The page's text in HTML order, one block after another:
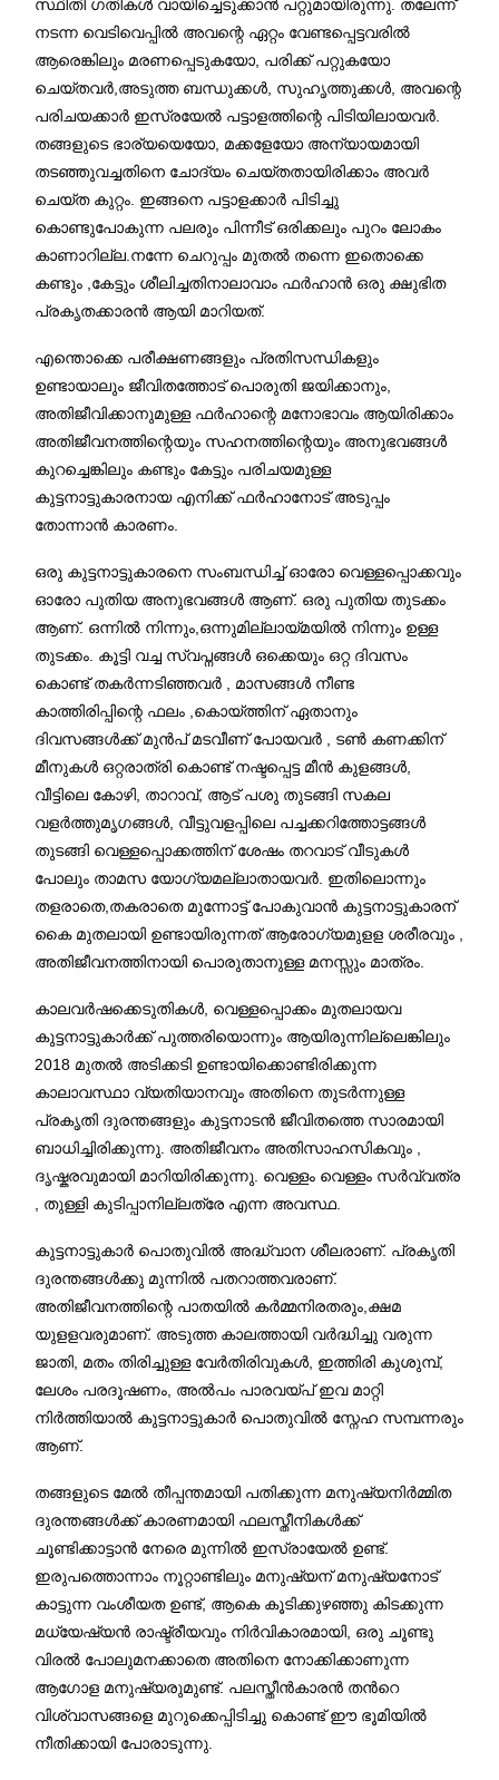
സ്ഥിതി ഗതികൾ വായിച്ചെടുക്കാൻ പറ്റുമായിരുന്നു. തലേന്ന്
നടന്ന വെടിവെപ്പിൽ അവന്റെ ഏറ്റം വേണ്ടപ്പെട്ടവരിൽ
ആരെങ്കിലും മരണപ്പെടുകയോ, പരിക്ക് പറ്റുകയോ
ചെയ്തവർ,അടുത്ത ബന്ധുക്കൾ, സുഹൃത്തുക്കൾ, അവന്റെ
പരിചയക്കാർ ഇസ്രയേൽ പട്ടാളത്തിന്റെ പിടിയിലായവർ.
തങ്ങളുടെ ഭാര്യയെയോ, മക്കളേയോ അന്യായമായി
തടഞ്ഞുവച്ചതിനെ ചോദ്യം ചെയ്തതായിരിക്കാം അവർ
ചെയ്ത കുറ്റം. ഇങ്ങനെ പട്ടാളക്കാർ പിടിച്ചു
കൊണ്ടുപോകുന്ന പലരും പിന്നീട് ഒരിക്കലും പുറം ലോകം
കാണാറില്ല.നന്നേ ചെറുപ്പം മുതൽ തന്നെ ഇതൊക്കെ
കണ്ടും ,കേട്ടും ശീലിച്ചതിനാലാവാം ഫർഹാൻ ഒരു ക്ഷുഭിത
പ്രകൃതക്കാരൻ ആയി മാറിയത്.
എന്തൊക്കെ പരീക്ഷണങ്ങളും പ്രതിസന്ധികളും
ഉണ്ടായാലും ജീവിതത്തോട് പൊരുതി ജയിക്കാനും,
അതിജീവിക്കാനുമുള്ള ഫർഹാന്റെ മനോഭാവം ആയിരിക്കാം
അതിജീവനത്തിന്റെയും സഹനത്തിന്റെയും അനുഭവങ്ങൾ
കുറച്ചെങ്കിലും കണ്ടും കേട്ടും പരിചയമുള്ള
കുട്ടനാട്ടുകാരനായ എനിക്ക് ഫർഹാനോട് അടുപ്പം
തോന്നാൻ കാരണം.
ഒരു കുട്ടനാട്ടുകാരനെ സംബന്ധിച്ച് ഓരോ വെള്ളപ്പൊക്കവും
ഓരോ പുതിയ അനുഭവങ്ങൾ ആണ്. ഒരു പുതിയ തുടക്കം
ആണ്. ഒന്നിൽ നിന്നും,ഒന്നുമില്ലായ്മയിൽ നിന്നും ഉള്ള
തുടക്കം. കൂട്ടി വച്ച സ്വപ്നങ്ങൾ ഒക്കെയും ഒറ്റ ദിവസം
കൊണ്ട് തകർന്നടിഞ്ഞവർ , മാസങ്ങൾ നീണ്ട
കാത്തിരിപ്പിന്റെ ഫലം ,കൊയ്ത്തിന് ഏതാനും
ദിവസങ്ങൾക്ക് മുൻപ് മടവീണ് പോയവർ , ടൺ കണക്കിന്
മീനുകൾ ഒറ്റരാത്രി കൊണ്ട് നഷ്ടപ്പെട്ട മീൻ കുളങ്ങൾ,
വീട്ടിലെ കോഴി, താറാവ്, ആട് പശു തുടങ്ങി സകല
വളർത്തുമൃഗങ്ങൾ, വീട്ടുവളപ്പിലെ പച്ചക്കറിത്തോട്ടങ്ങൾ
തുടങ്ങി വെള്ളപ്പൊക്കത്തിന് ശേഷം തറവാട് വീടുകൾ
പോലും താമസ യോഗ്യമല്ലാതായവർ. ഇതിലൊന്നും
തളരാതെ,തകരാതെ മുന്നോട്ട് പോകുവാൻ കുട്ടനാട്ടുകാരന്
കൈ മുതലായി ഉണ്ടായിരുന്നത് ആരോഗ്യമുളള ശരീരവും ,
അതിജീവനത്തിനായി പൊരുതാനുള്ള മനസ്സും മാത്രം.
കാലവർഷക്കെടുതികൾ, വെള്ളപ്പൊക്കം മുതലായവ
കുട്ടനാട്ടുകാർക്ക് പുത്തരിയൊന്നും ആയിരുന്നില്ലെങ്കിലും
2018 മുതൽ അടിക്കടി ഉണ്ടായിക്കൊണ്ടിരിക്കുന്ന
കാലാവസ്ഥാ വ്യതിയാനവും അതിനെ തുടർന്നുള്ള
പ്രകൃതി ദുരന്തങ്ങളും കുട്ടനാടൻ ജീവിതത്തെ സാരമായി
ബാധിച്ചിരിക്കുന്നു. അതിജീവനം അതിസാഹസികവും ,
ദൃഷ്കരവുമായി മാറിയിരിക്കുന്നു. വെള്ളം വെള്ളം സർവ്വത്ര
, തുള്ളി കുടിപ്പാനില്ലത്രേ എന്ന അവസ്ഥ.
കുട്ടനാട്ടുകാർ പൊതുവിൽ അദ്ധ്വാന ശീലരാണ്. പ്രകൃതി
ദുരന്തങ്ങൾക്കു മുന്നിൽ പതറാത്തവരാണ്.
അതിജീവനത്തിന്റെ പാതയിൽ കർമ്മനിരതരും,ക്ഷമ
യുളളവരുമാണ്. അടുത്ത കാലത്തായി വർദ്ധിച്ചു വരുന്ന
ജാതി, മതം തിരിച്ചുള്ള വേർതിരിവുകൾ, ഇത്തിരി കുശുമ്പ്,
ലേശം പരദൂഷണം, അൽപം പാരവയ്പ് ഇവ മാറ്റി
നിർത്തിയാൽ കുട്ടനാട്ടുകാർ പൊതുവിൽ സ്നേഹ സമ്പന്നരും
ആണ്.
തങ്ങളുടെ മേൽ തീപ്പന്തമായി പതിക്കുന്ന മനുഷ്യനിർമ്മിത
ദുരന്തങ്ങൾക്ക് കാരണമായി ഫലസ്തീനികൾക്ക്
ചൂണ്ടിക്കാട്ടാൻ നേരെ മുന്നിൽ ഇസ്രായേൽ ഉണ്ട്.
ഇരുപത്തൊന്നാം നൂറ്റാണ്ടിലും മനുഷ്യന് മനുഷ്യനോട്
കാട്ടുന്ന വംശീയത ഉണ്ട്, ആകെ കൂടിക്കുഴഞ്ഞു കിടക്കുന്ന
മധ്യേഷ്യൻ രാഷ്ട്രീയവും നിർവികാരമായി, ഒരു ചൂണ്ടു
വിരൽ പോലുമനക്കാതെ അതിനെ നോക്കിക്കാണുന്ന
ആഗോള മനുഷ്യരുമുണ്ട്. പലസ്തീൻകാരൻ തൻറെ
വിശ്വാസങ്ങളെ മുറുക്കെപ്പിടിച്ചു കൊണ്ട് ഈ ഭൂമിയിൽ
നീതിക്കായി പോരാടുന്നു.